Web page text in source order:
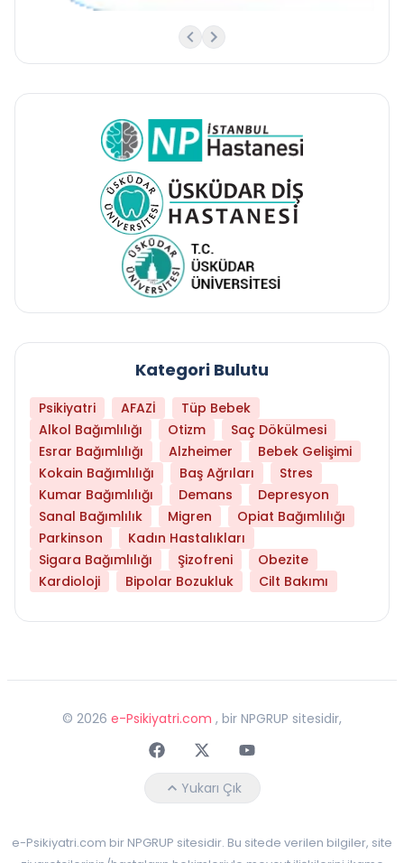
Kategori Bulutu
Psikiyatri AFAZİ
Tüp Bebek
Alkol Bağımlılığı
Otizm
Saç Dökülmesi
Esrar Bağımlılığı
Alzheimer
Bebek Gelişimi
Kokain Bağımlılığı
Baş Ağrıları
Stres
Kumar Bağımlılığı
Demans
Depresyon
Sanal Bağımlılık
Migren
Opiat Bağımlılığı
Parkinson
Kadın Hastalıkları
Sigara Bağımlılığı
Şizofreni
Obezite
Kardioloji
Bipolar Bozukluk Cilt Bakımı
© 2026 e-Psikiyatri.com , bir NPGRUP sitesidir,
FaceebokTwitterYoutube
Yukarı Çık
e-Psikiyatri.com bir NPGRUP sitesidir. Bu sitede verilen bilgiler, site